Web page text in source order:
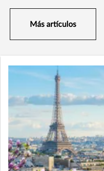
Más artículos